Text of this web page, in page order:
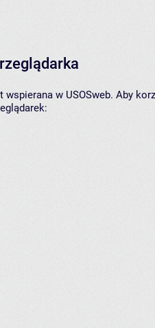
wspierana w USOSweb. Aby